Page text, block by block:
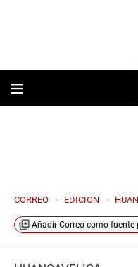
CORREO > EDICION >
Añadir Correo como fuente